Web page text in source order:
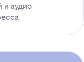
и аудио